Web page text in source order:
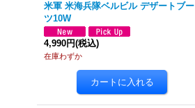
米軍 米海兵隊ベルビル デザートブー
ツ10W
4,990円(税込)
在庫わずか